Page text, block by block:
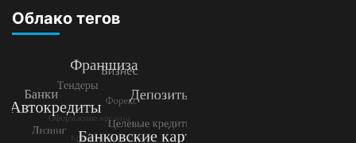
Облако тегов